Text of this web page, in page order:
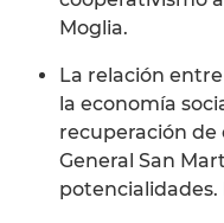
Moglia.
La relación
la economía
recuperación de
General San
potencialidades.